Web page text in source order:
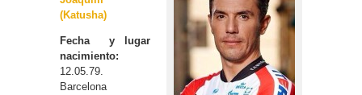
(Katusha)
Fecha y lugar
nacimiento:
12.05.79.
Barcelona